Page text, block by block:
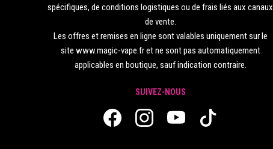
spécifiques, de conditions logistiques ou de frais liés aux canaux
de vente.
Les offres et remises en ligne sont valables uniquement sur le
site www.magic-vape.fr et ne sont pas automatiquement
applicables en boutique, sauf indication contraire.
SUIVEZ-NOUS